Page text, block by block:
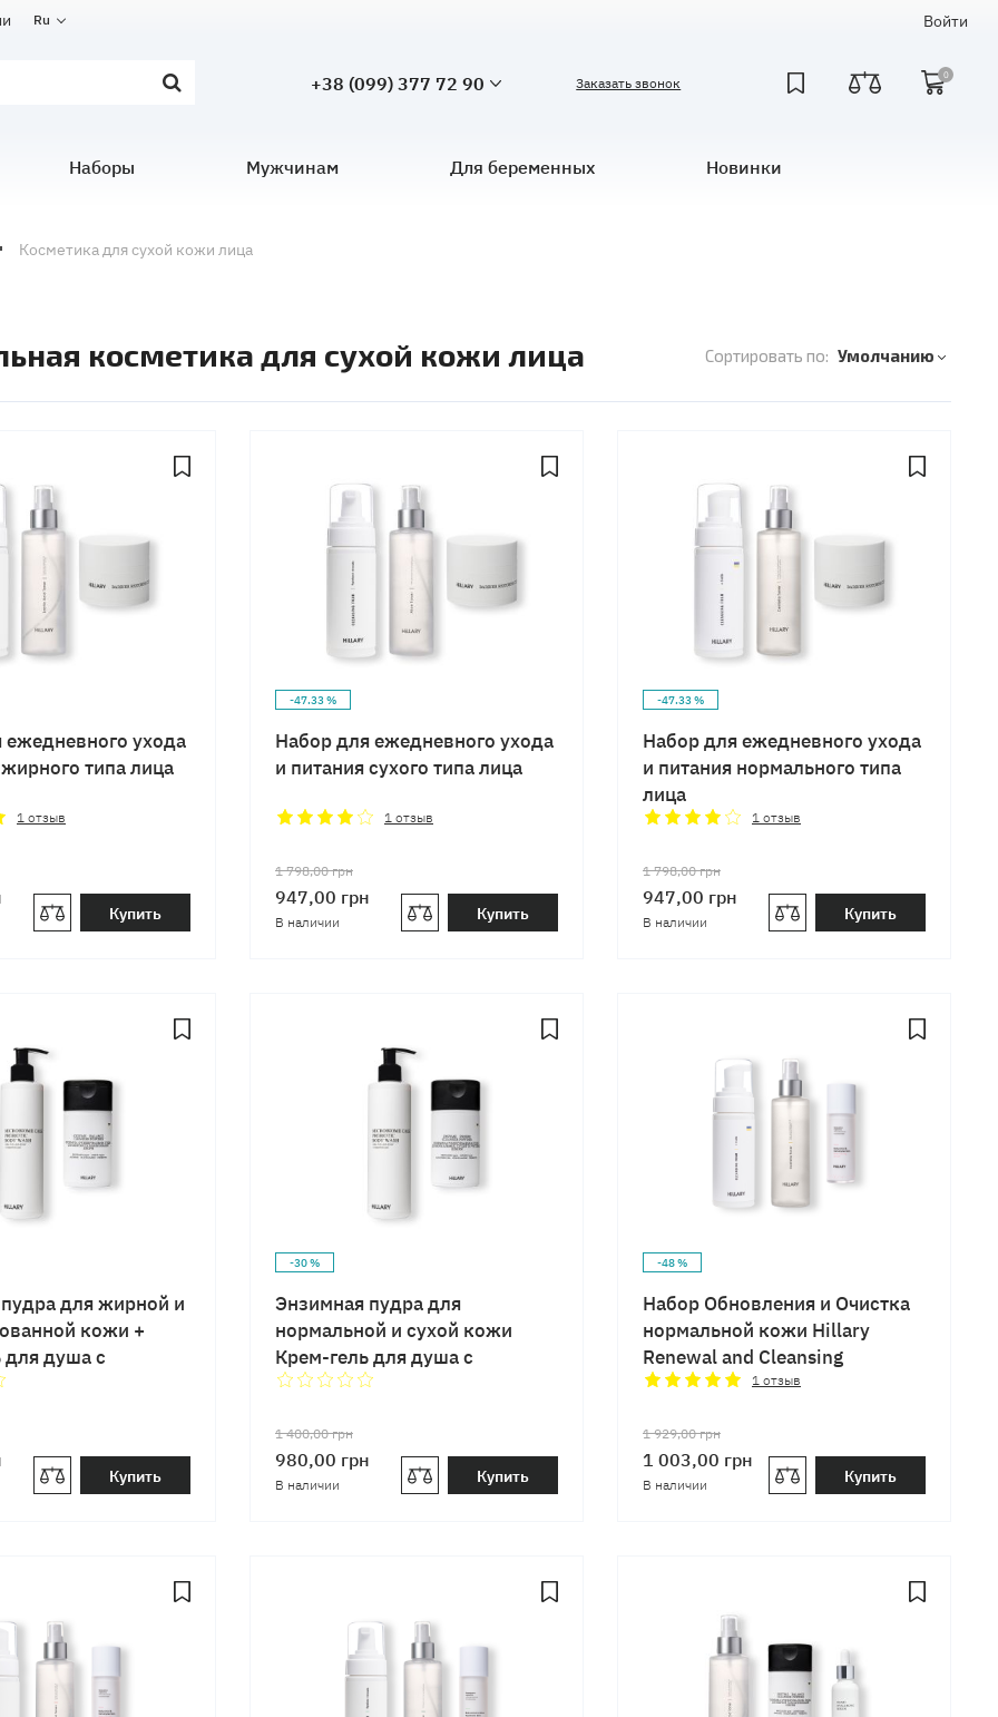
Ru Войти
+38 (099) 377 72 90 Заказать звонок 0
Наборы Мужчинам Для беременных Новинки
Косметика для сухой кожи лица
косметика для сухой кожи лица Сортировать по: Умолчанию
ежедневного ухода
типа лица
1 отзыв
Купить
-47.33 %
Набор для ежедневного ухода
и питания сухого типа лица
1 отзыв
1 798,00грн
947,00 грн
В наличии Купить
-47.33 %
Набор для ежедневного ухода
и питания нормального типа
лица
1 отзыв
1 798,00грн
947,00 грн
В наличии Купить
для жирной и
кожи +
для душа с
Купить
-30 %
Энзимная пудра для
нормальной и сухой кожи
Крем-гель для душа с
пребиотиками
1 400,00грн
980,00 грн
В наличии Купить
-48 %
Набор Обновления и Очистка
нормальной кожи Hillary
Renewal and Cleansing
1 отзыв
1 929,00грн
1 003,00 грн
В наличии Купить